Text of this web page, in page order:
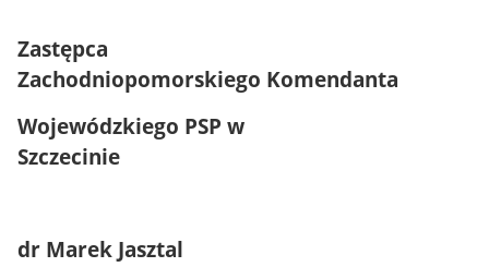
Zastępca
Zachodniopomorskiego Komendanta
Wojewódzkiego PSP w
Szczecinie
dr Marek Jasztal